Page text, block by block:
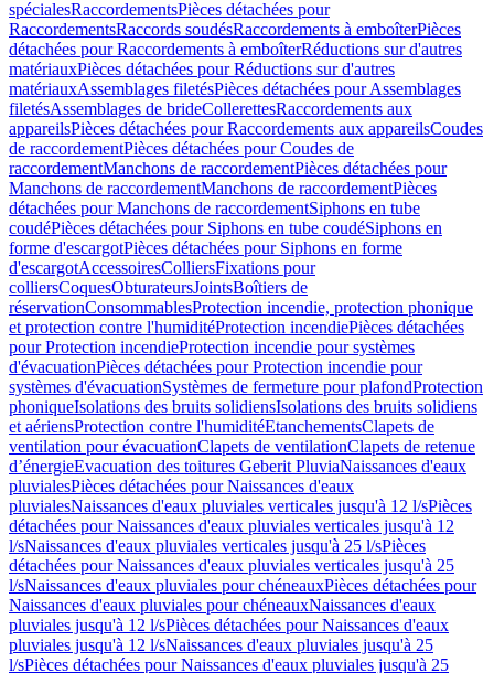
spécialesRaccordementsPièces détachées pour
RaccordementsRaccords soudésRaccordements à emboîterPièces
détachées pour Raccordements à emboîterRéductions sur d'autres
matériauxPièces détachées pour Réductions sur d'autres
matériauxAssemblages filetésPièces détachées pour Assemblages
filetésAssemblages de brideCollerettesRaccordements aux
appareilsPièces détachées pour Raccordements aux appareilsCoudes
de raccordementPièces détachées pour Coudes de
raccordementManchons de raccordementPièces détachées pour
Manchons de raccordementManchons de raccordementPièces
détachées pour Manchons de raccordementSiphons en tube
coudéPièces détachées pour Siphons en tube coudéSiphons en
forme d'escargotPièces détachées pour Siphons en forme
d'escargotAccessoiresColliersFixations pour
colliersCoquesObturateursJointsBoîtiers de
réservationConsommablesProtection incendie, protection phonique
et protection contre l'humiditéProtection incendiePièces détachées
pour Protection incendieProtection incendie pour systèmes
d'évacuationPièces détachées pour Protection incendie pour
systèmes d'évacuationSystèmes de fermeture pour plafondProtection
phoniqueIsolations des bruits solidiensIsolations des bruits solidiens
et aériensProtection contre l'humiditéEtanchementsClapets de
ventilation pour évacuationClapets de ventilationClapets de retenue
d’énergieEvacuation des toitures Geberit PluviaNaissances d'eaux
pluvialesPièces détachées pour Naissances d'eaux
pluvialesNaissances d'eaux pluviales verticales jusqu'à 12 l/sPièces
détachées pour Naissances d'eaux pluviales verticales jusqu'à 12
l/sNaissances d'eaux pluviales verticales jusqu'à 25 l/sPièces
détachées pour Naissances d'eaux pluviales verticales jusqu'à 25
l/sNaissances d'eaux pluviales pour chéneauxPièces détachées pour
Naissances d'eaux pluviales pour chéneauxNaissances d'eaux
pluviales jusqu'à 12 l/sPièces détachées pour Naissances d'eaux
pluviales jusqu'à 12 l/sNaissances d'eaux pluviales jusqu'à 25
l/sPièces détachées pour Naissances d'eaux pluviales jusqu'à 25